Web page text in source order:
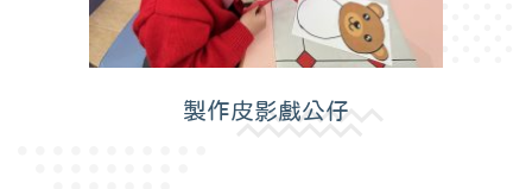
製作皮影戲公仔